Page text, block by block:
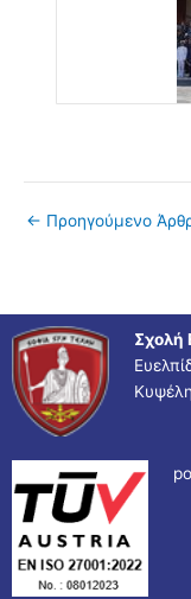
← Προηγούμενο
Σχολή